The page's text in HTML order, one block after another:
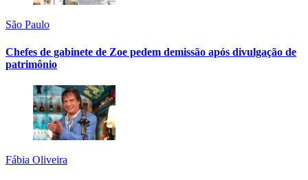
São Paulo
Chefes de gabinete de Zoe pedem demissão após divulgação de
patrimônio
Fábia Oliveira